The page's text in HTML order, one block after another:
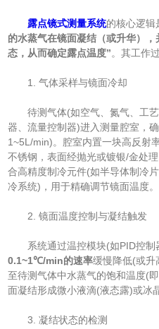
露点镜式测量系统的核心逻辑
的水蒸气在镜面凝结（或升华）
态，从而确定露点温度”​。其工作
1. 气体采样与镜面冷却
待测气体(如空气、氮气、工艺
器、流量控制器)进入测量腔室，
1~5L/min)。腔室内置一块高反射
不锈钢，表面经抛光或镀银/金处
合高精度制冷元件(如半导体制冷
冷系统)，用于精确调节镜面温度。
2. 镜面温度控制与凝结触发
系统通过温控模块(如PID控制
0.1~1℃/min的速率​缓慢降低(或升
至待测气体中水蒸气的饱和温度(
面凝结形成微小液滴(液态露)或冰
3. 凝结状态的检测